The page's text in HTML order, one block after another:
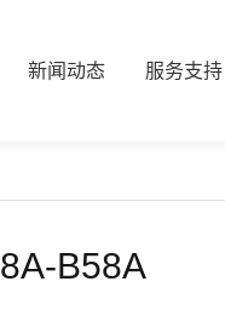
新闻动态 服务支持
B58A